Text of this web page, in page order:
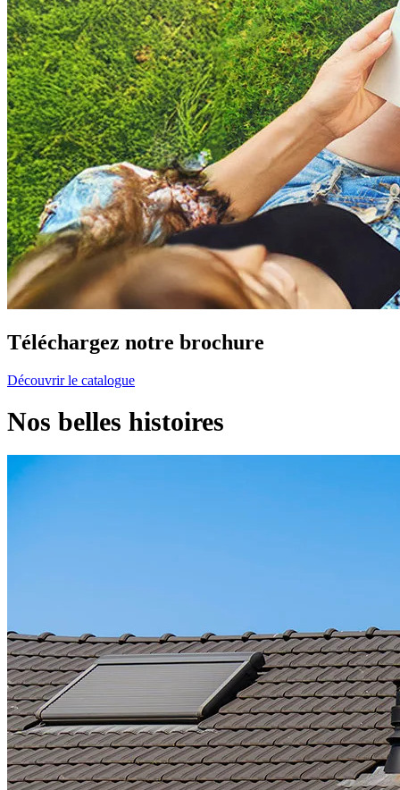
Téléchargez notre brochure
Découvrir le catalogue
Nos belles histoires